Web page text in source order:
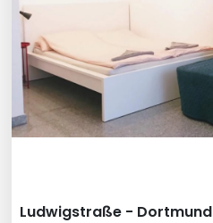
Ludwigstraße - Dortmund